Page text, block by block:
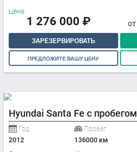
Цена:
1 276 000 ₽ от
ЗАРЕЗЕРВИРОВАТЬ
ПРЕДЛОЖИТЕ ВАШУ ЦЕНУ
Hyundai Santa Fe с пробегом
Год
2012
Пробег
136000 км